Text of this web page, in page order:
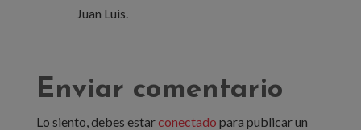
Juan Luis.
Enviar comentario
Lo siento, debes estarconectado para publicar un